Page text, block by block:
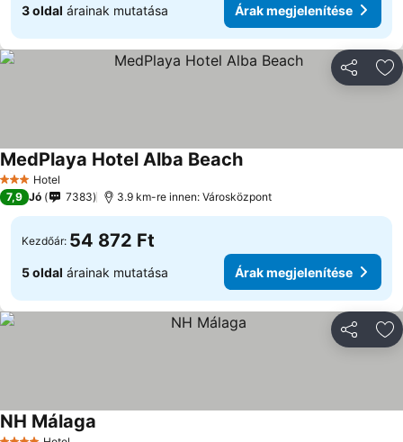
3 oldal árainak mutatása Árak megjelenítése
3 Kategória
Hotel
MedPlaya Hotel Alba Beach
7,9 Jó 7383 3.9 km-re innen: Városközpont
Kezdőár: 54 872 Ft
5 oldal árainak mutatása Árak megjelenítése
NH Málaga